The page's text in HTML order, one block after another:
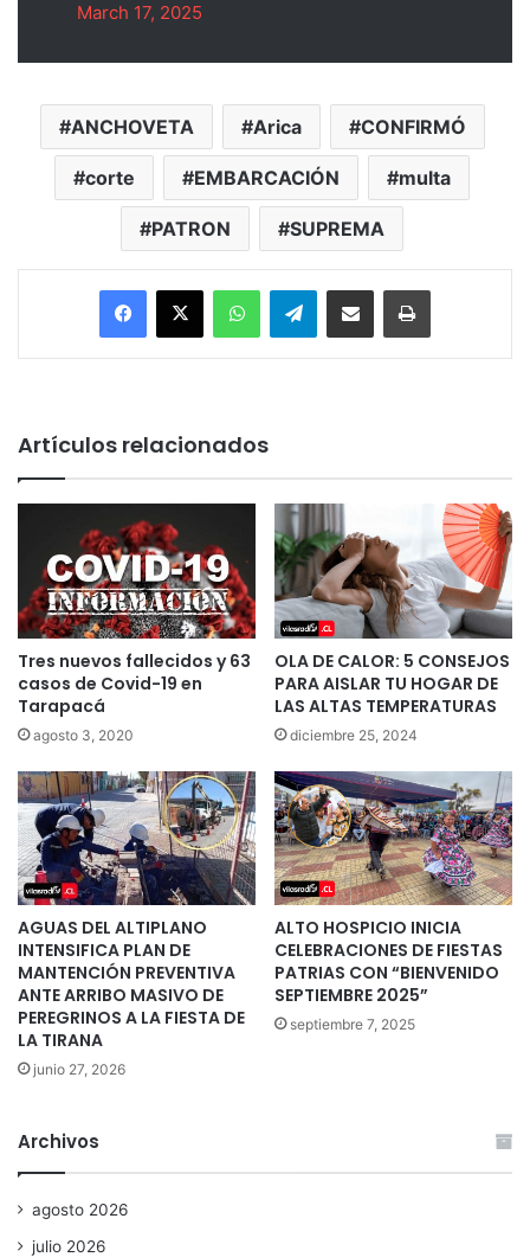
March 17, 2025
ANCHOVETA Arica CONFIRMÓ
corte EMBARCACIÓN multa
PATRON SUPREMA
Facebook
X WhatsAppTelegramEnviar vía email Imprimir
Artículos relacionados
Tres nuevos fallecidos y 63
casos de Covid-19 en
Tarapacá
agosto 3, 2020
OLA DE CALOR: 5 CONSEJOS
PARA AISLAR TU HOGAR DE
LAS ALTAS TEMPERATURAS
diciembre 25, 2024
AGUAS DEL ALTIPLANO
INTENSIFICA PLAN DE
MANTENCIÓN PREVENTIVA
ANTE ARRIBO MASIVO DE
PEREGRINOS A LA FIESTA DE
LA TIRANA
junio 27, 2026
ALTO HOSPICIO INICIA
CELEBRACIONES DE FIESTAS
PATRIAS CON “BIENVENIDO
SEPTIEMBRE 2025”
septiembre 7, 2025
Archivos
agosto 2026
julio 2026